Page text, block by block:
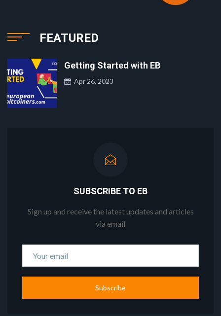
FEATURED
Getting Started with EB
Apr 26, 2023
SUBSCRIBE TO EB
Sign up and receive the latest updates and articles
via email
Subscribe